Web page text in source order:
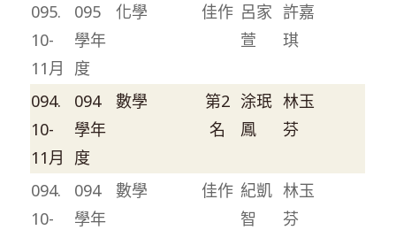
095.
10-
11月
095
學年
度
化學 佳作 呂家
萱
許嘉
琪
094.
10-
11月
094
學年
度
數學
第2
名
涂珉
鳳
林玉
芬
094.
10-
094
學年
數學 佳作 紀凱
智
林玉
芬